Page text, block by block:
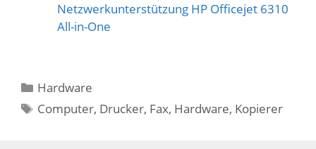
Netzwerkunterstützung HP Officejet 6310
All-in-One
Kategorien
Hardware
Schlagwörter
Computer, Drucker, Fax, Hardware, Kopierer